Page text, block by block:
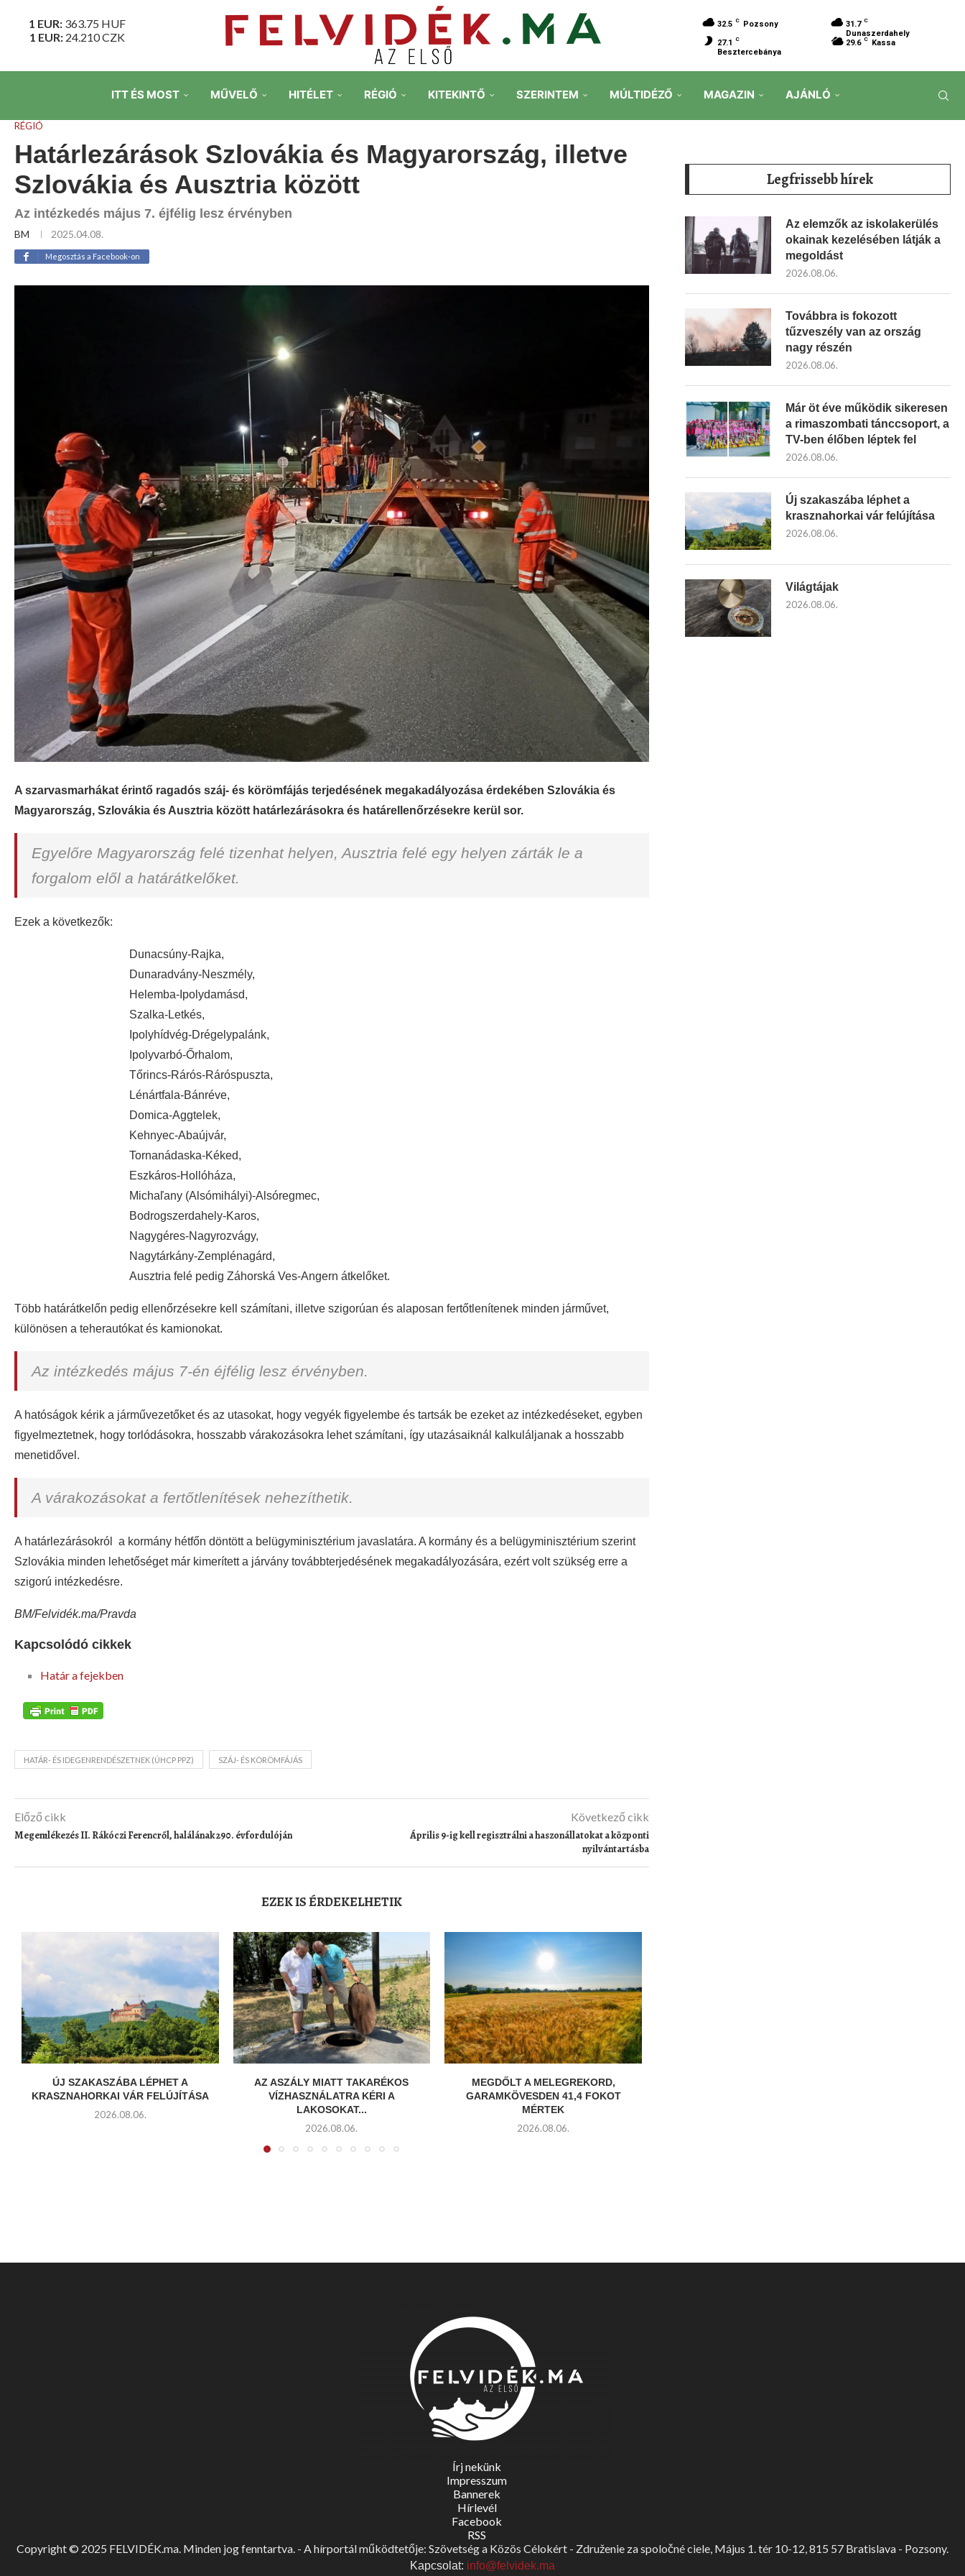
1 EUR: 363.75 HUF
1 EUR: 24.210CZK
32.5 C Pozsony 31.7 C
Dunaszerdahely
27.1 C
Besztercebánya
29.6 C Kassa
ITT ÉS MOST MŰVELŐ HITÉLET RÉGIÓ KITEKINTŐ SZERINTEM MÚLTIDÉZŐ MAGAZIN AJÁNLÓ
RÉGIÓ
Határlezárások Szlovákia és Magyarország, illetve
Szlovákia és Ausztria között
Az intézkedés május 7. éjfélig lesz érvényben
BM 2025.04.08.
Megosztás a Facebook-on
A szarvasmarhákat érintő ragadós száj- és körömfájás terjedésének megakadályozása érdekében Szlovákia és
Magyarország, Szlovákia és Ausztria között határlezárásokra és határellenőrzésekre kerül sor.
Egyelőre Magyarország felé tizenhat helyen, Ausztria felé egy helyen zárták le a
forgalom elől a határátkelőket.
Ezek a következők:
Dunacsúny-Rajka,
Dunaradvány-Neszmély,
Helemba-Ipolydamásd,
Szalka-Letkés,
Ipolyhídvég-Drégelypalánk,
Ipolyvarbó-Őrhalom,
Tőrincs-Rárós-Ráróspuszta,
Lénártfala-Bánréve,
Domica-Aggtelek,
Kehnyec-Abaújvár,
Tornanádaska-Kéked,
Eszkáros-Hollóháza,
Michaľany (Alsómihályi)-Alsóregmec,
Bodrogszerdahely-Karos,
Nagygéres-Nagyrozvágy,
Nagytárkány-Zemplénagárd,
Ausztria felé pedig Záhorská Ves-Angern átkelőket.
Több határátkelőn pedig ellenőrzésekre kell számítani, illetve szigorúan és alaposan fertőtlenítenek minden járművet,
különösen a teherautókat és kamionokat.
Az intézkedés május 7-én éjfélig lesz érvényben.
A hatóságok kérik a járművezetőket és az utasokat, hogy vegyék figyelembe és tartsák be ezeket az intézkedéseket, egyben
figyelmeztetnek, hogy torlódásokra, hosszabb várakozásokra lehet számítani, így utazásaiknál kalkuláljanak a hosszabb
menetidővel.
A várakozásokat a fertőtlenítések nehezíthetik.
A határlezárásokról a kormány hétfőn döntött a belügyminisztérium javaslatára. A kormány és a belügyminisztérium szerint
Szlovákia minden lehetőséget már kimerített a járvány továbbterjedésének megakadályozására, ezért volt szükség erre a
szigorú intézkedésre.
BM/Felvidék.ma/Pravda
Kapcsolódó cikkek
Határ a fejekben
HATÁR- ÉS IDEGENRENDÉSZETNEK (ÚHCP PPZ) SZÁJ- ÉS KÖRÖMFÁJÁS
Előző cikk
Megemlékezés II. Rákóczi Ferencről, halálának 290. évfordulóján
Következő cikk
Április 9-ig kell regisztrálni a haszonállatokat a központi
nyilvántartásba
EZEK IS ÉRDEKELHETIK
ÚJ SZAKASZÁBA LÉPHET A
KRASZNAHORKAI VÁR FELÚJÍTÁSA
2026.08.06.
AZ ASZÁLY MIATT TAKARÉKOS
VÍZHASZNÁLATRA KÉRI A
LAKOSOKAT...
2026.08.06.
MEGDŐLT A MELEGREKORD,
GARAMKÖVESDEN 41,4 FOKOT
MÉRTEK
2026.08.06.
Legfrissebb hírek
Az elemzők az iskolakerülés
okainak kezelésében látják a
megoldást
2026.08.06.
Továbbra is fokozott
tűzveszély van az ország
nagy részén
2026.08.06.
Már öt éve működik sikeresen
a rimaszombati tánccsoport, a
TV-ben élőben léptek fel
2026.08.06.
Új szakaszába léphet a
krasznahorkai vár felújítása
2026.08.06.
Világtájak
2026.08.06.
Írj nekünk
Impresszum
Bannerek
Hírlevél
Facebook
RSS
Copyright © 2025 FELVIDÉK.ma. Minden jog fenntartva. - A hírportál működtetője: Szövetség a Közös Célokért - Združenie za spoločné ciele, Május 1. tér 10-12, 815 57 Bratislava - Pozsony.
Kapcsolat: info@felvidek.ma